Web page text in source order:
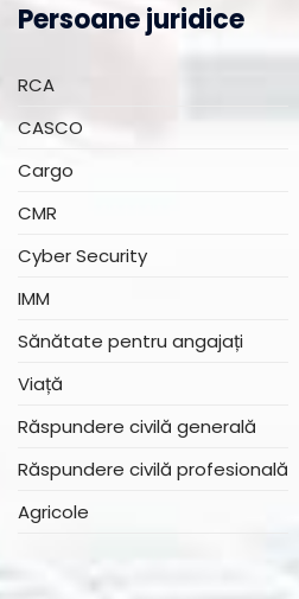
Persoane juridice
RCA
CASCO
Cargo
CMR
Cyber Security
IMM
Sănătate pentru angajați
Viață
Răspundere civilă generală
Răspundere civilă profesională
Agricole